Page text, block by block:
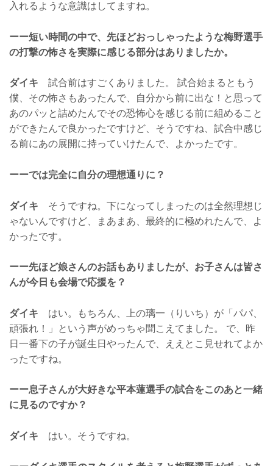
入れるような意識はしてますね。
ーー短い時間の中で、先ほどおっしゃったような梅野選手
の打撃の怖さを実際に感じる部分はありましたか。
ダイキ 試合前はすごくありました。 試合始まるともう
僕、その怖さもあったんで、自分から前に出な！と思って
あのパッと詰めたんでその恐怖心を感じる前に組めること
ができたんで良かったですけど、そうですね、試合中感じ
る前にあの展開に持っていけたんで、よかったです。
ーーでは完全に自分の理想通りに？
ダイキ そうですね。下になってしまったのは全然理想じ
ゃないんですけど、まあまあ、最終的に極めれたんで、よ
かったです。
ーー先ほど娘さんのお話もありましたが、お子さんは皆さ
んが今日も会場で応援を？
ダイキ はい。もちろん、上の璃一（りいち）が「パパ、
頑張れ！」という声がめっちゃ聞こえてました。 で、昨
日一番下の子が誕生日やったんで、ええとこ見せれてよか
ったですね。
ーー息子さんが大好きな平本蓮選手の試合をこのあと一緒
に見るのですか？
ダイキ はい。そうですね。